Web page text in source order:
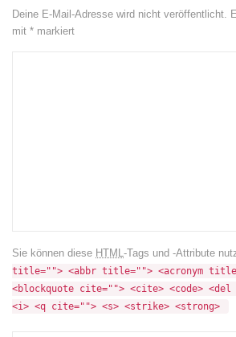
Deine E-Mail-Adresse wird nicht veröffentlicht.
mit * markiert
Sie können diese HTML-Tags und -Attribute
title=""> <abbr title=""> <acronym
<blockquote cite=""> <cite> <code> <del
<i> <q cite=""> <s> <strike> <strong>